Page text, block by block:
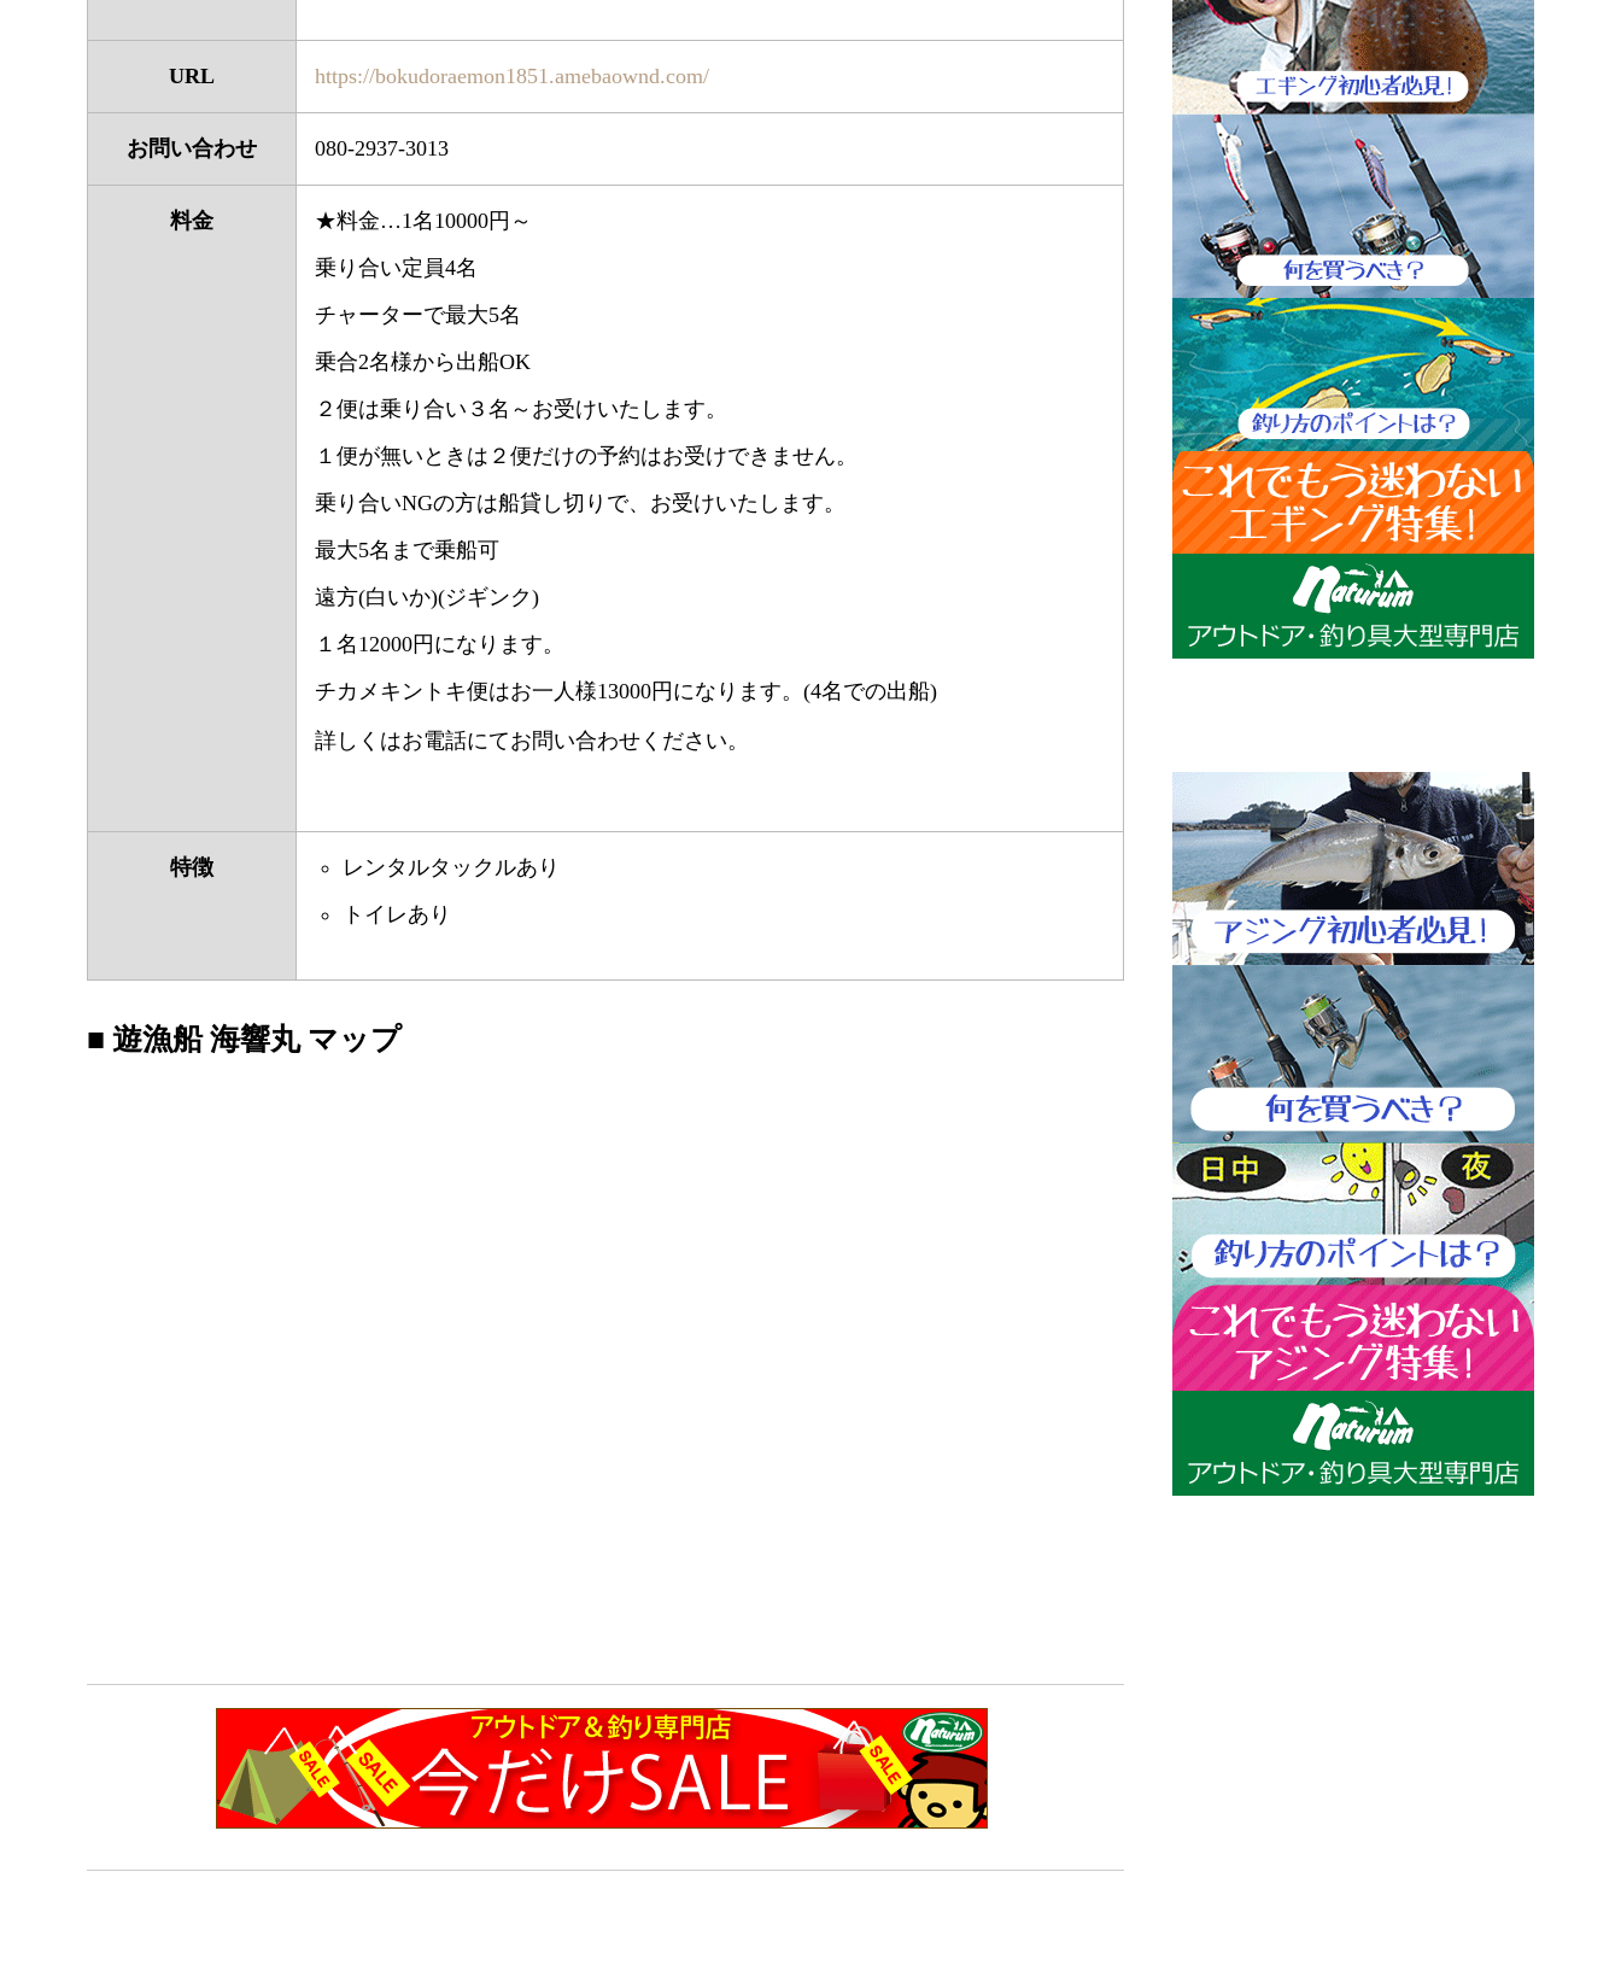
URL https://bokudoraemon1851.amebaownd.com/
お問い合わせ 080-2937-3013
料金
★料金…1名10000円～
乗り合い定員4名
チャーターで最大5名
乗合2名様から出船OK
２便は乗り合い３名～お受けいたします。
１便が無いときは２便だけの予約はお受けできません。
乗り合いNGの方は船貸し切りで、お受けいたします。
最大5名まで乗船可
遠方(白いか)(ジギンク)
１名12000円になります。
チカメキントキ便はお一人様13000円になります。(4名での出船)
詳しくはお電話にてお問い合わせください。
特徴
レンタルタックルあり
トイレあり
■ 遊漁船 海響丸 マップ